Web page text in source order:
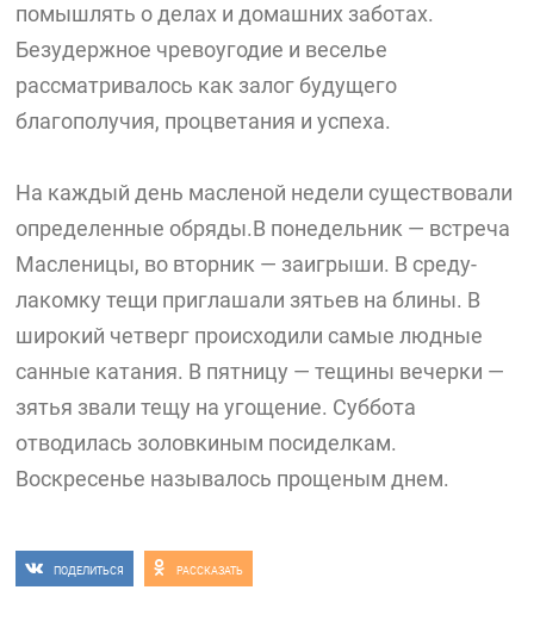
помышлять о делах и домашних заботах.
Безудержное чревоугодие и веселье
рассматривалось как залог будущего
благополучия, процветания и успеха.
На каждый день масленой недели существовали
определенные обряды.В понедельник — встреча
Масленицы, во вторник — заигрыши. В среду-
лакомку тещи приглашали зятьев на блины. В
широкий четверг происходили самые людные
санные катания. В пятницу — тещины вечерки —
зятья звали тещу на угощение. Суббота
отводилась золовкиным посиделкам.
Воскресенье называлось прощеным днем.
ПОДЕЛИТЬСЯ РАССКАЗАТЬ